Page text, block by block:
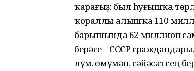
ҡарағыҙ: был һуғышҡа
ҡораллы алышҡа 110
барышында 62 миллион
берәге – СССР
лүм. Ғөмүмән, сәйәсәттең